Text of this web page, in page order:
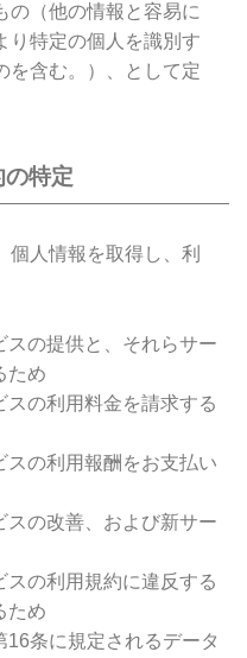
の（他の情報と容易に
り特定の個人を識別す
を含む。）、として定
特定
個人情報を取得し、利
スの提供と、それらサー
ため
の利用料金を請求する
スの利用報酬をお支払い
スの改善、および新サー
の利用規約に違反する
ため
条に規定されるデータ